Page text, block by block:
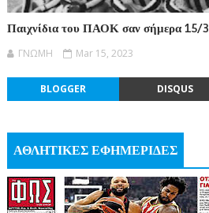
Παιχνίδια του ΠΑΟΚ σαν σήμερα 15/3
ΓΝΩΜΗ Mar 15, 2023
BLOGGER DISQUS
ΑΘΛΗΤΙΚΕΣ ΕΦΗΜΕΡΙΔΕΣ